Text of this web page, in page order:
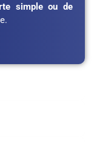
simple ou de